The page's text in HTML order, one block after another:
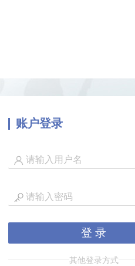
账户登录
登 录
其他登录方式